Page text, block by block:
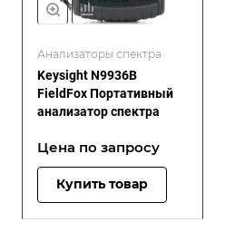
Анализаторы спектра
Keysight N9936B
FieldFox Портативный
анализатор спектра
Цена по запросу
Купить товар